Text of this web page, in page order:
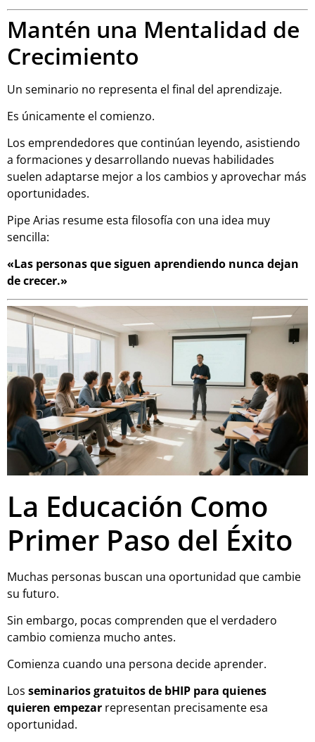
Mantén una Mentalidad de
Crecimiento
Un seminario no representa el final del aprendizaje.
Es únicamente el comienzo.
Los emprendedores que continúan leyendo, asistiendo
a formaciones y desarrollando nuevas habilidades
suelen adaptarse mejor a los cambios y aprovechar más
oportunidades.
Pipe Arias resume esta filosofía con una idea muy
sencilla:
«Las personas que siguen aprendiendo nunca dejan
de crecer.»
La Educación Como
Primer Paso del Éxito
Muchas personas buscan una oportunidad que cambie
su futuro.
Sin embargo, pocas comprenden que el verdadero
cambio comienza mucho antes.
Comienza cuando una persona decide aprender.
Los seminarios gratuitos de bHIP para quienes
quieren empezar representan precisamente esa
oportunidad.